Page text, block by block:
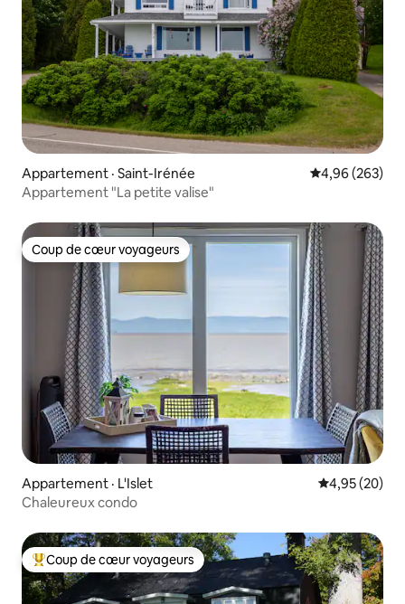
Appartement · Saint-Irénée Note
4,96 (263)
Appartement "La petite valise"
Coup de cœur voyageurs
Coup de cœur voyageurs
Appartement · L'Islet Note
4,95 (20)
Chaleureux condo
Coup de cœur voyageurs parmi les plus aimés
Coup de cœur voyageurs